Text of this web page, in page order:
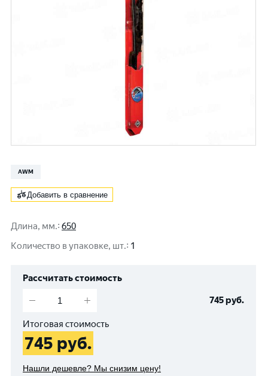
AWM
Добавить в сравнение
Длина, мм.: 650
Количество в упаковке, шт.: 1
Рассчитать стоимость
745руб.
Итоговая стоимость
745 руб.
Нашли дешевле? Мы снизим цену!